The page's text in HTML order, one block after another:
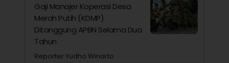
Gaji Manajer Koperasi Desa
Merah Putih (KDMP)
Ditanggung APBN Selama Dua
Tahun
Reporter Yudho Winarto